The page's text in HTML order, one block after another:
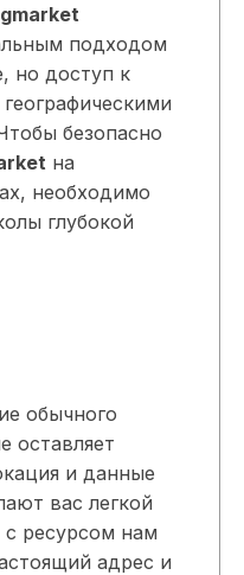
подходом
но доступ к
безопасно
на
необходимо
глубокой
обычного
оставляет
и данные
вас легкой
ресурсом нам
адрес и